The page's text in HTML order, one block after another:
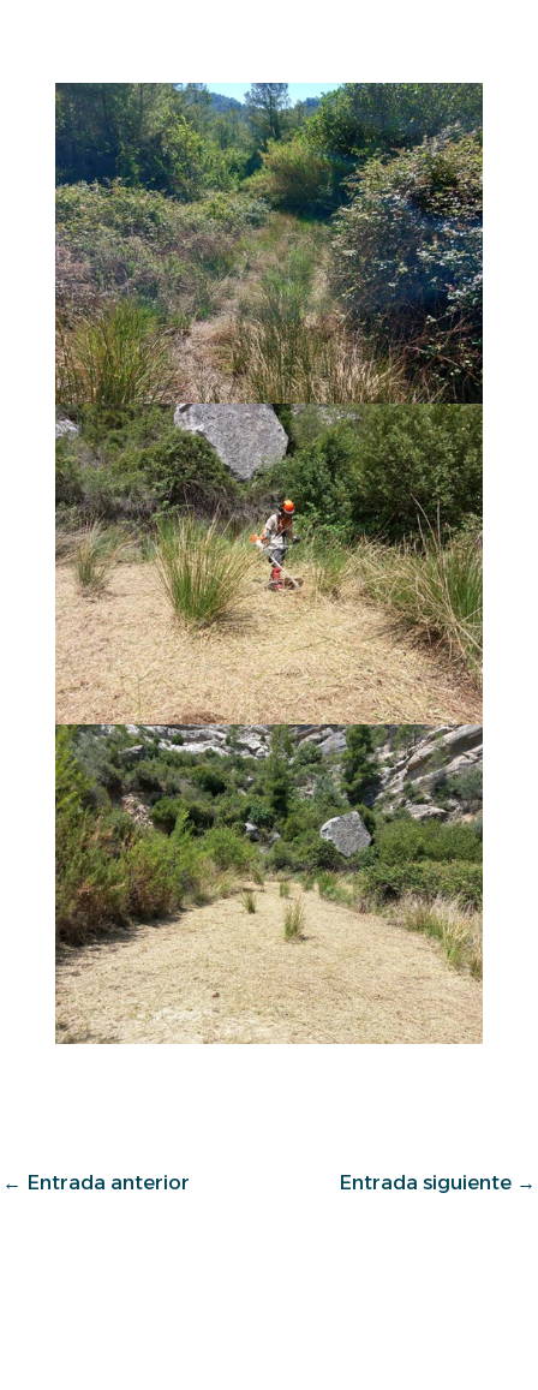
← Entrada anterior Entrada siguiente →